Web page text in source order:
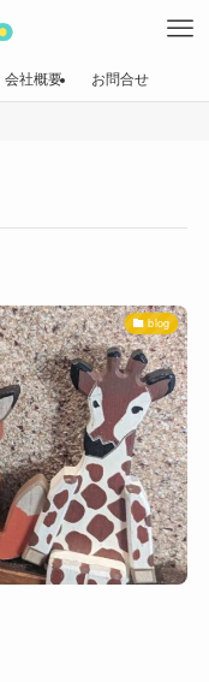
会社概要 お問合せ
blog